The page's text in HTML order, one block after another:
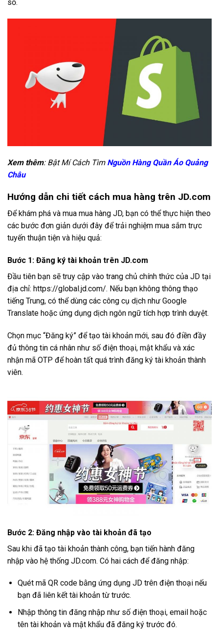
số.
Xem thêm: Bật Mí Cách Tìm Nguồn Hàng Quần Áo Quảng
Châu
Hướng dẫn chi tiết cách mua hàng trên JD.com
Để khám phá và mua mua hàng JD, bạn có thể thực hiện theo
các bước đơn giản dưới đây để trải nghiệm mua sắm trực
tuyến thuận tiện và hiệu quả:
Bước 1: Đăng ký tài khoản trên JD.com
Đầu tiên bạn sẽ truy cập vào trang chủ chính thức của JD tại
địa chỉ: https://global.jd.com/. Nếu bạn không thông thạo
tiếng Trung, có thể dùng các công cụ dịch như Google
Translate hoặc ứng dụng dịch ngôn ngữ tích hợp trình duyệt.
Chọn mục “Đăng ký” để tạo tài khoản mới, sau đó điền đầy
đủ thông tin cá nhân như số điện thoại, mật khẩu và xác
nhận mã OTP để hoàn tất quá trình đăng ký tài khoản thành
viên.
Bước 2: Đăng nhập vào tài khoản đã tạo
Sau khi đã tạo tài khoản thành công, bạn tiến hành đăng
nhập vào hệ thống JD.com. Có hai cách để đăng nhập:
Quét mã QR code bằng ứng dụng JD trên điện thoại nếu
bạn đã liên kết tài khoản từ trước.
Nhập thông tin đăng nhập như số điện thoại, email hoặc
tên tài khoản và mật khẩu đã đăng ký trước đó.